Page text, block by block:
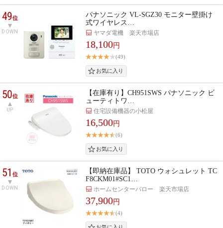
49位
DOWN
パナソニック VL-SGZ30 モニター壁掛け
式ワイヤレス…
ヤマダ電機 楽天市場店
18,100円
(49)
50位
UP
【在庫有り】CH951SWS パナソニック ビ
ューティトワ…
住宅設備機器の小松屋
16,500円
(6)
51位
DOWN
【即納在庫品】 TOTO ウォシュレット TC
F8CKM01#SC1…
ホームセンターバロー 楽天市場店
37,900円
(4)